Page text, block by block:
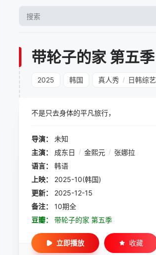
带轮子的家 第五季
2025 韩国 真人秀 / 日韩综艺
不是只去身体的平凡旅行，
导演：
未知
主演：
成东日 / 金熙元 / 张娜拉
语言：
韩语
上映：
2025-10(韩国)
更新：
2025-12-15
备注：
10期全
豆瓣：
带轮子的家 第五季
立即播放 收藏